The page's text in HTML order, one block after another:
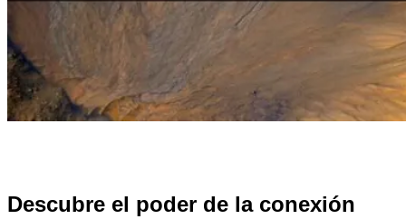
Descubre el poder de la conexión